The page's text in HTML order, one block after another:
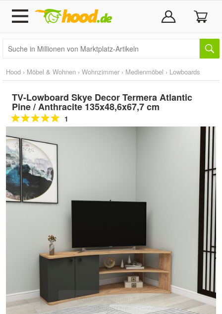
Hood › Möbel & Wohnen › Wohnzimmer › Medienmöbel › Lowboards
TV-Lowboard Skye Decor Termera Atlantic
Pine / Anthracite 135x48,6x67,7 cm
1
Doppelt antippen zum
vergrößern